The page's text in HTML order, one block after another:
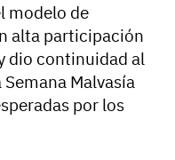
modelo de
alta participación
dio continuidad al
Malvasía
por los